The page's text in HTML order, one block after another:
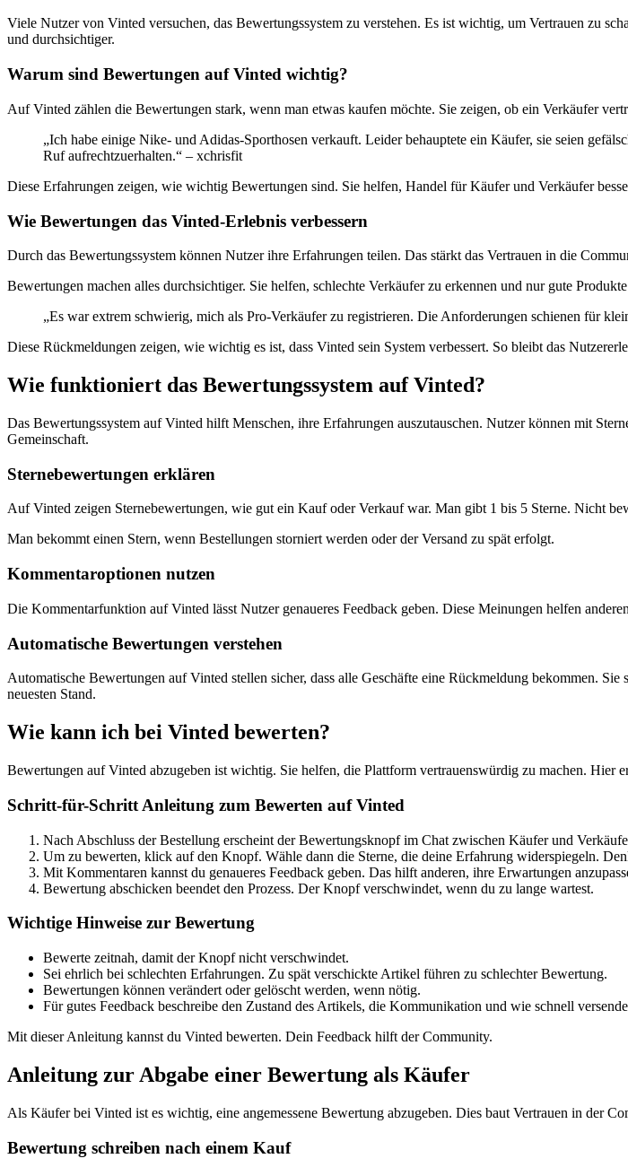
Viele Nutzer von Vinted versuchen, das Bewertungssystem zu verstehen. Es ist wichtig, um Vertrauen zu
und durchsichtiger.
Warum sind Bewertungen auf Vinted wichtig?
Auf Vinted zählen die Bewertungen stark, wenn man etwas kaufen möchte. Sie zeigen, ob ein Verkäufer
„Ich habe einige Nike- und Adidas-Sporthosen verkauft. Leider behauptete ein Käufer, sie seien
Ruf aufrechtzuerhalten.“ – xchrisfit
Diese Erfahrungen zeigen, wie wichtig Bewertungen sind. Sie helfen, Handel für Käufer und Verkäufer
Wie Bewertungen das Vinted-Erlebnis verbessern
Durch das Bewertungssystem können Nutzer ihre Erfahrungen teilen. Das stärkt das Vertrauen in die
Bewertungen machen alles durchsichtiger. Sie helfen, schlechte Verkäufer zu erkennen und nur gute
„Es war extrem schwierig, mich als Pro-Verkäufer zu registrieren. Die Anforderungen schienen für
Diese Rückmeldungen zeigen, wie wichtig es ist, dass Vinted sein System verbessert. So bleibt das
Wie funktioniert das Bewertungssystem auf Vinted?
Das Bewertungssystem auf Vinted hilft Menschen, ihre Erfahrungen auszutauschen. Nutzer können mit
Gemeinschaft.
Sternebewertungen erklären
Auf Vinted zeigen Sternebewertungen, wie gut ein Kauf oder Verkauf war. Man gibt 1 bis 5 Sterne. Nicht
Man bekommt einen Stern, wenn Bestellungen storniert werden oder der Versand zu spät erfolgt.
Kommentaroptionen nutzen
Die Kommentarfunktion auf Vinted lässt Nutzer genaueres Feedback geben. Diese Meinungen helfen
Automatische Bewertungen verstehen
Automatische Bewertungen auf Vinted stellen sicher, dass alle Geschäfte eine Rückmeldung bekommen.
neuesten Stand.
Wie kann ich bei Vinted bewerten?
Bewertungen auf Vinted abzugeben ist wichtig. Sie helfen, die Plattform vertrauenswürdig zu machen.
Schritt-für-Schritt Anleitung zum Bewerten auf Vinted
Nach Abschluss der Bestellung erscheint der Bewertungsknopf im Chat zwischen Käufer und
Um zu bewerten, klick auf den Knopf. Wähle dann die Sterne, die deine Erfahrung widerspiegeln.
Mit Kommentaren kannst du genaueres Feedback geben. Das hilft anderen, ihre Erwartungen
Bewertung abschicken beendet den Prozess. Der Knopf verschwindet, wenn du zu lange wartest.
Wichtige Hinweise zur Bewertung
Bewerte zeitnah, damit der Knopf nicht verschwindet.
Sei ehrlich bei schlechten Erfahrungen. Zu spät verschickte Artikel führen zu schlechter Bewertung.
Bewertungen können verändert oder gelöscht werden, wenn nötig.
Für gutes Feedback beschreibe den Zustand des Artikels, die Kommunikation und wie schnell
Mit dieser Anleitung kannst du Vinted bewerten. Dein Feedback hilft der Community.
Anleitung zur Abgabe einer Bewertung als Käufer
Als Käufer bei Vinted ist es wichtig, eine angemessene Bewertung abzugeben. Dies baut Vertrauen in der
Bewertung schreiben nach einem Kauf